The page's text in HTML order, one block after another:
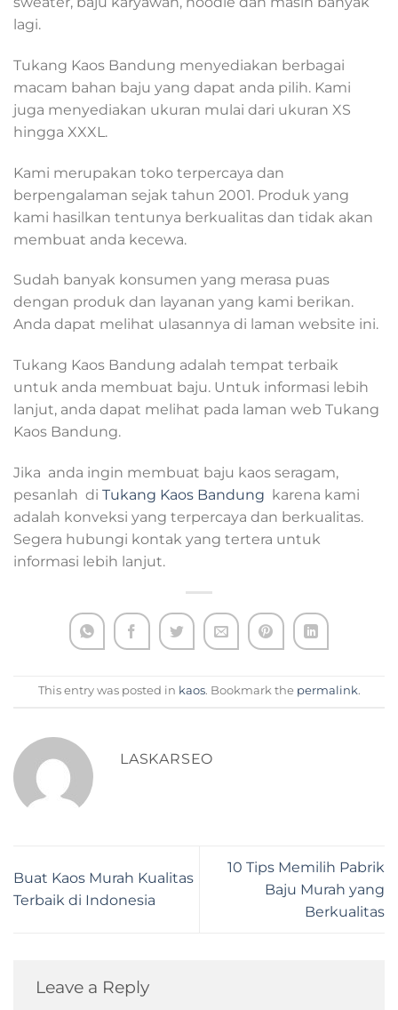
lagi.
Tukang Kaos Bandung menyediakan berbagai
macam bahan baju yang dapat anda pilih. Kami
juga menyediakan ukuran mulai dari ukuran XS
hingga XXXL.
Kami merupakan toko terpercaya dan
berpengalaman sejak tahun 2001. Produk yang
kami hasilkan tentunya berkualitas dan tidak akan
membuat anda kecewa.
Sudah banyak konsumen yang merasa puas
dengan produk dan layanan yang kami berikan.
Anda dapat melihat ulasannya di laman website ini.
Tukang Kaos Bandung adalah tempat terbaik
untuk anda membuat baju. Untuk informasi lebih
lanjut, anda dapat melihat pada laman web Tukang
Kaos Bandung.
Jika anda ingin membuat baju kaos seragam,
pesanlah di Tukang Kaos Bandung karena kami
adalah konveksi yang terpercaya dan berkualitas.
Segera hubungi kontak yang tertera untuk
informasi lebih lanjut.
This entry was posted in kaos. Bookmark the permalink.
LASKARSEO
Buat Kaos Murah Kualitas
Terbaik di Indonesia
10 Tips Memilih Pabrik
Baju Murah yang
Berkualitas
Leave a Reply